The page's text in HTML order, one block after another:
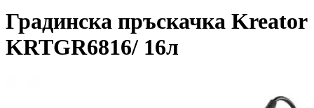
Градинска пръскачка Kreator
KRTGR6816/ 16л